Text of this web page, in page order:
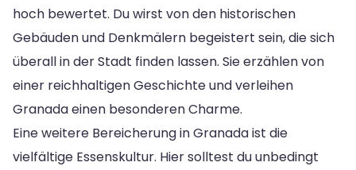
hoch bewertet. Du wirst von den historischen
Gebäuden und Denkmälern begeistert sein, die sich
überall in der Stadt finden lassen. Sie erzählen von
einer reichhaltigen Geschichte und verleihen
Granada einen besonderen Charme.
Eine weitere Bereicherung in Granada ist die
vielfältige Essenskultur. Hier solltest du unbedingt